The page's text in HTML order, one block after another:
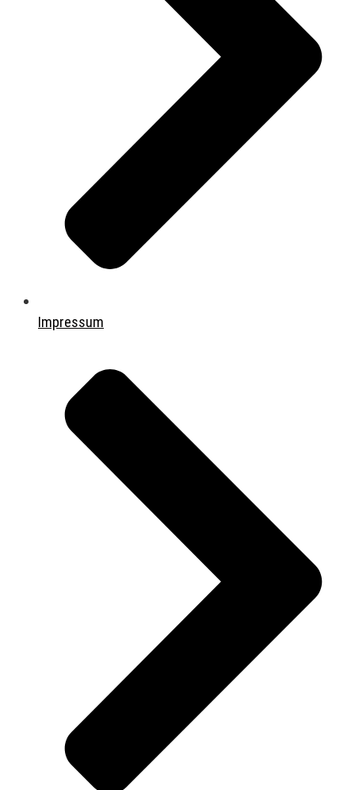
Impressum